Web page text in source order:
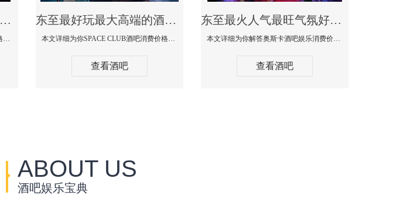
东至酒吧女孩美女价格哪家便宜-激情百度消费价格点评
本文详细为你解答激情百度酒吧消费价格点评，更多关于酒吧女孩美女价格哪家便宜免费咨询150 99997335微信同步！
东至最好玩最大高端的酒吧体验-SPACE CLUB酒吧消费点评
本文详细为你SPACE CLUB酒吧消费价格点评，更多关于最好玩最大高端的酒吧体验免费咨询150 99997335微信同步！
查看酒吧
东至最火人气最旺气氛好的酒吧-奥斯卡酒吧消费价格口碑点评
本文详细为你解答奥斯卡酒吧娱乐消费价格点评，更多关于最火人气最旺气氛好的酒吧免费咨询150 99997335微信同步！
查看酒吧
ABOUT US
酒吧娱乐宝典